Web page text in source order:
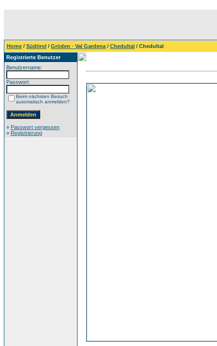
Home / Südtirol / Gröden · Val Gardena / Chedultal / Chedultal
Registrierte Benutzer
Benutzername:
Passwort:
Beim nächsten Besuch
automatisch anmelden?
» Passwort vergessen
» Registrierung